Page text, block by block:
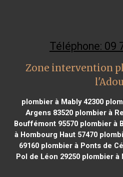
Téléphone: 09
Zone intervention
plombier à Mably 42300
Argens 83520 plombier à
Bouffémont 95570plombier à
à Hombourg Haut 57470
69160plombier à Ponts de
Pol de Léon 29250plombier à